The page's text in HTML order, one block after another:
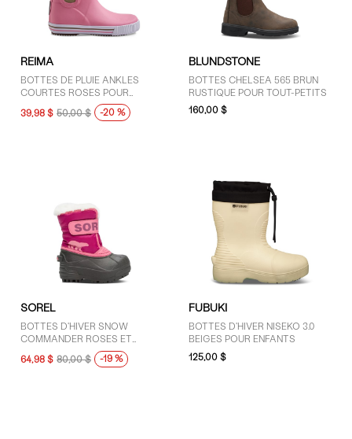
GENRE
Enfants (47)
Unisexe (1)
Dr. Martens (9)
FUBUKI (2)
Native (2)
Reima (12)
The North Face (5)
Timberland (2)
UGG (8)
REIMA
BOTTES DE PLUIE ANKLES
COURTES ROSES POUR
JEUNES ENFANTS
39,98 $ 50,00 $ -20 %
BLUNDSTONE
BOTTES CHELSEA 565 BRUN
RUSTIQUE POUR TOUT-PETITS
160,00 $
SOREL
BOTTES D'HIVER SNOW
COMMANDER ROSES ET
NOIRES POUR TOUT-
PETITS/JEUNES ENFANTS
64,98 $ 80,00 $ -19 %
FUBUKI
BOTTES D'HIVER NISEKO 3.0
BEIGES POUR ENFANTS
125,00 $